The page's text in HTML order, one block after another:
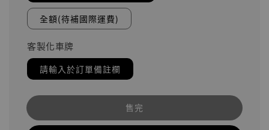
全額(待補國際運費)
客製化車牌
請輸入於訂單備註欄
售完